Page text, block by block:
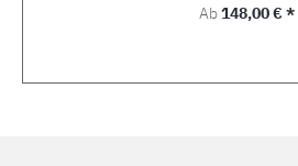
Regulärer Preis:
Ab148,00 € *